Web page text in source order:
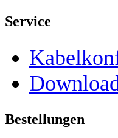
Service
Bestellungen